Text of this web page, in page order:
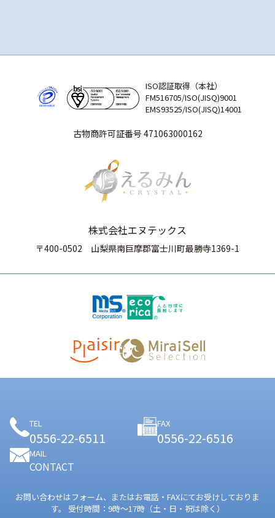
ISO認証取得（本社）
FM516705/ISO(JISQ)9001
EMS93525/ISO(JISQ)14001
古物商許可証番号 471063000162
株式会社エヌテックス
〒400-0502 山梨県南巨摩郡富士川町最勝寺1369-1
TEL
0556-22-6511
FAX
0556-22-6516
MAIL
CONTACT
お問い合わせはフォーム、またはお電話・FAXにてお受けしておりま
す。
受付時間：9時〜17時（土・日・祝は除く）